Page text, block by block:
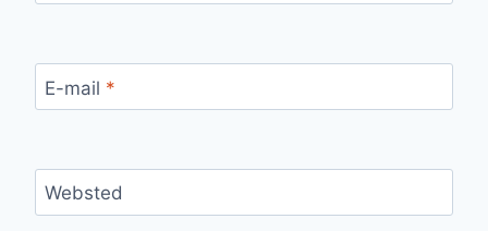
E-mail *
Websted